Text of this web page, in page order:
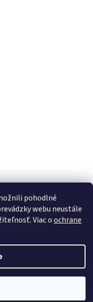
pohodlné
webu neustále
Viac oochrane
vyhradené.Upraviť